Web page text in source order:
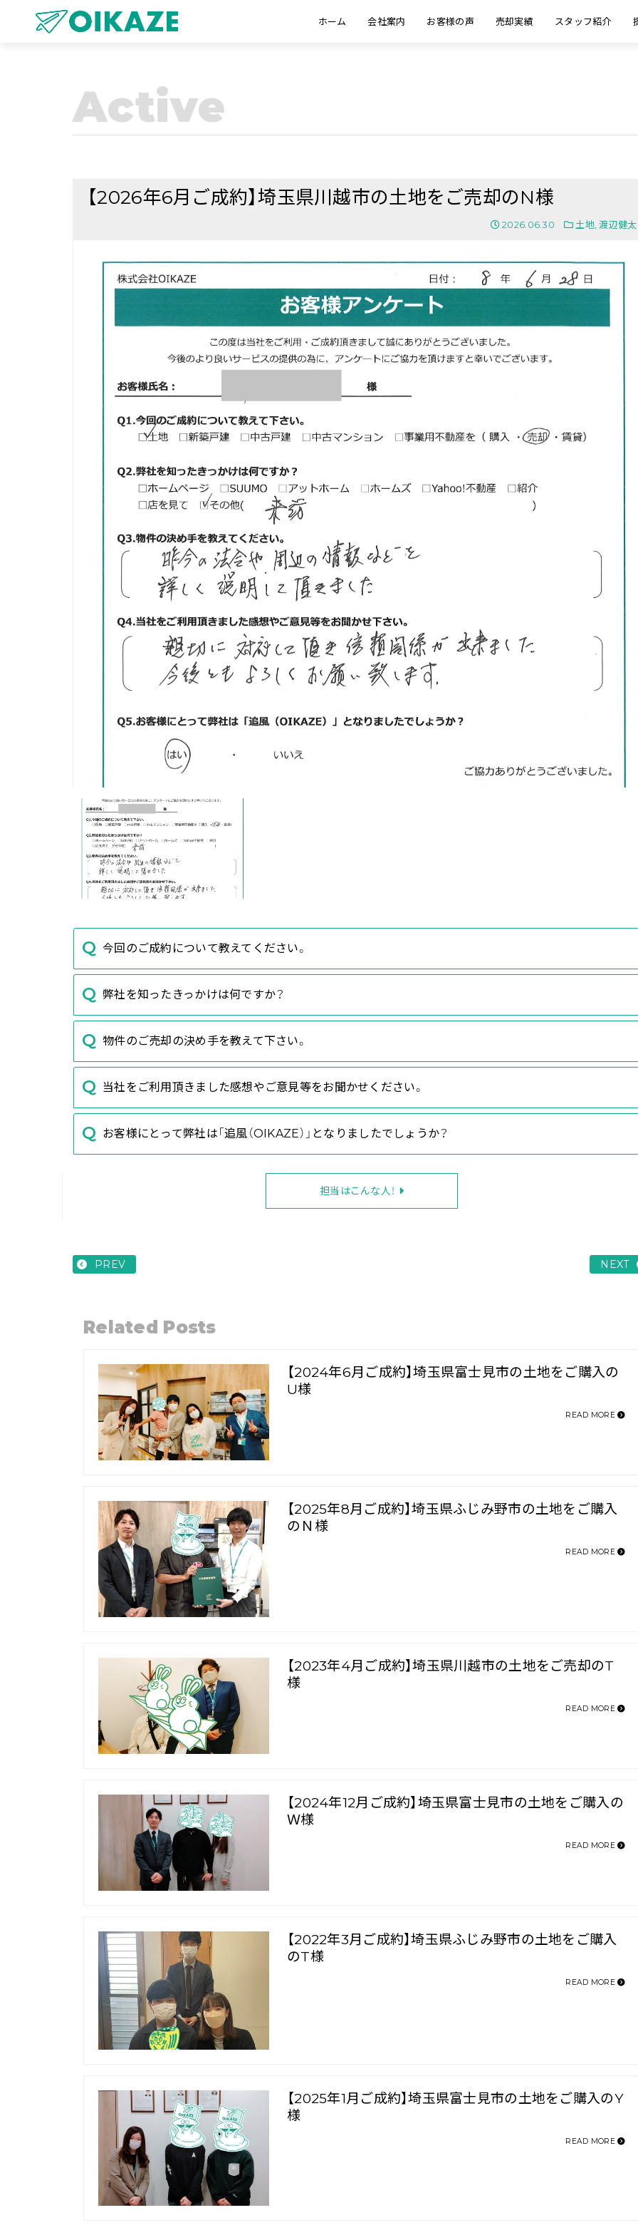
ホーム 会社案内 お客様の声 売却実績 スタッフ紹介
Active
【2026年6月ご成約】埼玉県川越市の土地をご売却のN様
2026.06.30 土地,渡辺健太
今回のご成約について教えてください。
弊社を知ったきっかけは何ですか？
物件のご売却の決め手を教えて下さい。
当社をご利用頂きました感想やご意見等をお聞かせください。
お客様にとって弊社は「追風（OIKAZE）」となりましたでしょうか？
担当はこんな人！
PREV NEXT
Related Posts
【2024年6月ご成約】埼玉県富士見市の土地をご購入の
U様
READ MORE
【2025年8月ご成約】埼玉県ふじみ野市の土地をご購入
のＮ様
READ MORE
【2023年4月ご成約】埼玉県川越市の土地をご売却のT
様
READ MORE
【2024年12月ご成約】埼玉県富士見市の土地をご購入の
Ｗ様
READ MORE
【2022年3月ご成約】埼玉県ふじみ野市の土地をご購入
のT様
READ MORE
【2025年1月ご成約】埼玉県富士見市の土地をご購入のY
様
READ MORE